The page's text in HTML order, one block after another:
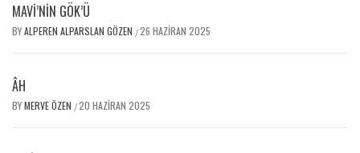
MAVİ’NIN GÖK’Ü
BYALPEREN ALPARSLAN GÖZEN /26 HAZIRAN 2025
ÂH
BYMERVE ÖZEN /20 HAZIRAN 2025